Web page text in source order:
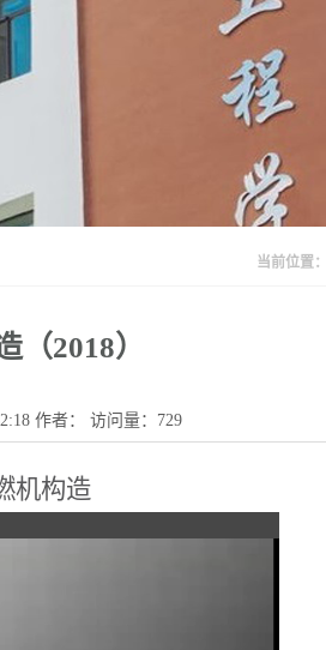
当前位置：
（2018）
作者： 访问量： 729
机构造